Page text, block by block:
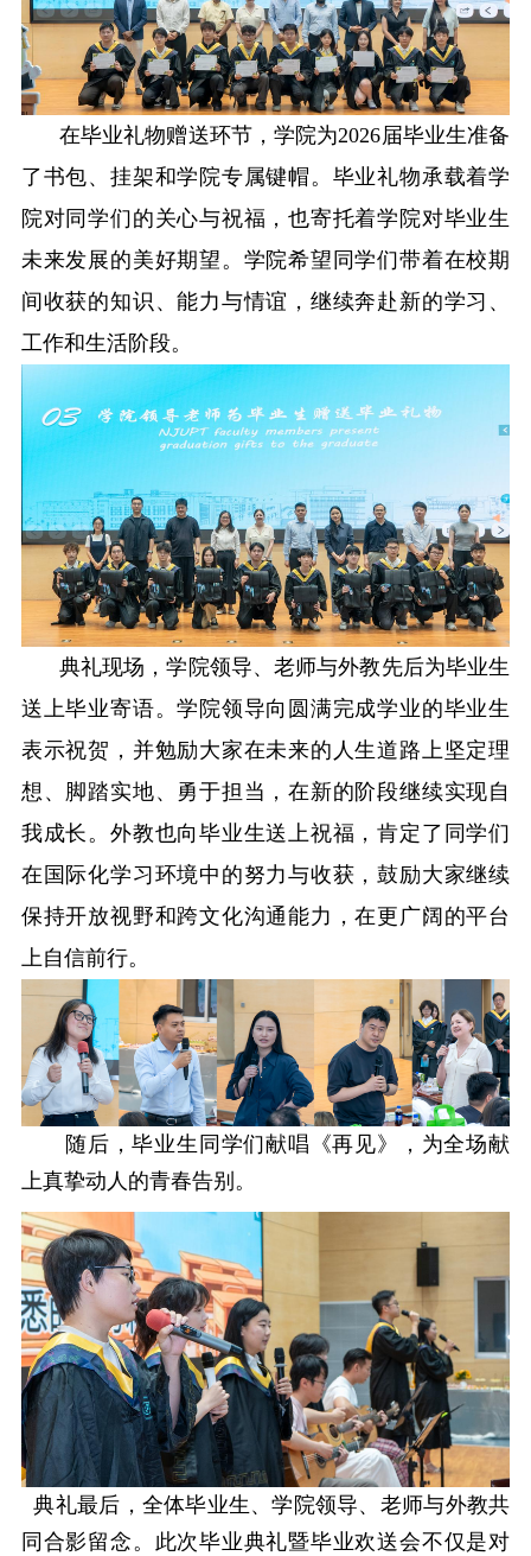
在毕业礼物赠送环节，学院为2026届毕业生准备
了书包、挂架和学院专属键帽。毕业礼物承载着学
院对同学们的关心与祝福，也寄托着学院对毕业生
未来发展的美好期望。学院希望同学们带着在校期
间收获的知识、能力与情谊，继续奔赴新的学习、
工作和生活阶段。
典礼现场，学院领导、 老师与外教先后为毕业生
送上毕业寄语。学院领导向圆满完成学业的毕业生
表示祝贺，并勉励大家在未来的人生道路上坚定理
想、脚踏实地、勇于担当，在新的阶段继续实现自
我成长。 外教也向毕业生送上祝福，肯定了同学们
在国际化学习环境中的努力与收获，鼓励大家继续
保持开放视野和跨文化沟通能力，在更广阔的平台
上自信前行。
随后，毕业生同学们献唱《再见》，为全场献
上真挚动人的青春告别。
典礼最后，全体毕业生、学院领导、老师与外教共
同合影留念。此次毕业典礼暨毕业欢送会不仅是对